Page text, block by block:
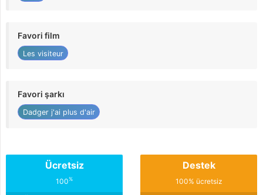
Favori film
Les visiteur
Favori şarkı
Dadger j'ai plus d'air
Ücretsiz
100%
Destek
100% ücretsiz